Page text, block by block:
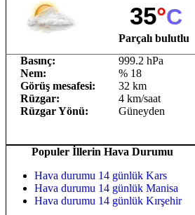
35°C
Parçalı bulutlu
Basınç:
999.2 hPa
Nem:
% 18
Görüş mesafesi:
32 km
Rüzgar:
4 km/saat
Rüzgar Yönü:
Güneyden
Populer İllerin Hava Durumu
Hava durumu 14 günlük Kars
Hava durumu 14 günlük Manisa
Hava durumu 14 günlük Kırşehir